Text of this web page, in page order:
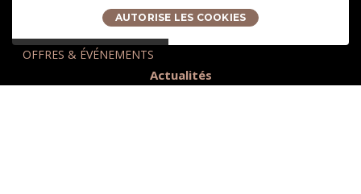
OFFRES & ÉVÉNEMENTS
AUTORISE LES COOKIES
contact@chateaudelagaude.com
+33 (0)4 84 930 930
Actualités